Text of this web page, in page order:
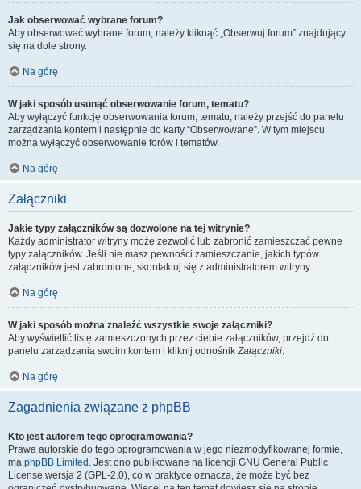
Jak obserwować wybrane forum?
Aby obserwować wybrane forum, należy kliknąć „Obserwuj forum” znajdujący
się na dole strony.
Na górę
W jaki sposób usunąć obserwowanie forum, tematu?
Aby wyłączyć funkcję obserwowania forum, tematu, należy przejść do panelu
zarządzania kontem i następnie do karty “Obserwowane”. W tym miejscu
można wyłączyć obserwowanie forów i tematów.
Na górę
Załączniki
Jakie typy załączników są dozwolone na tej witrynie?
Każdy administrator witryny może zezwolić lub zabronić zamieszczać pewne
typy załączników. Jeśli nie masz pewności zamieszczanie, jakich typów
załączników jest zabronione, skontaktuj się z administratorem witryny.
Na górę
W jaki sposób można znaleźć wszystkie swoje załączniki?
Aby wyświetlić listę zamieszczonych przez ciebie załączników, przejdź do
panelu zarządzania swoim kontem i kliknij odnośnikZałączniki.
Na górę
Zagadnienia związane z phpBB
Kto jest autorem tego oprogramowania?
Prawa autorskie do tego oprogramowania w jego niezmodyfikowanej formie,
ma phpBB Limited . Jest ono publikowane na licencji GNU General Public
License wersja 2 (GPL-2.0), co w praktyce oznacza, że może być bez